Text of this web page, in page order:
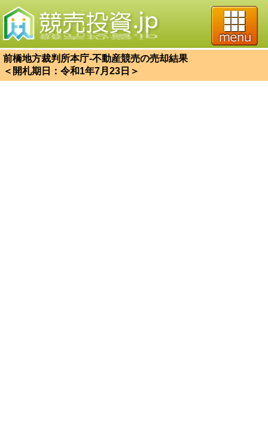
前橋地方裁判所本庁-不動産競売の売却結果
＜開札期日：令和1年7月23日＞